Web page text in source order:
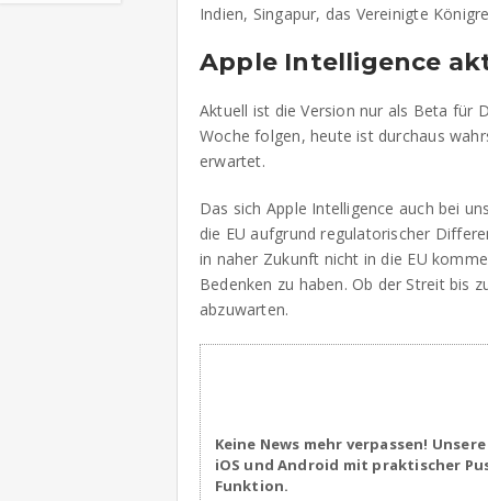
Indien, Singapur, das Vereinigte
Apple Intelligence
Aktuell ist die Version nur als Beta für
Woche folgen, heute ist durchaus
erwartet.
Das sich Apple Intelligence auch bei
die EU aufgrund regulatorischer
in naher Zukunft nicht in die EU
Bedenken zu haben. Ob der Streit bis
abzuwarten.
Keine News mehr verpassen!
iOS und Android mit praktischer
Funktion.